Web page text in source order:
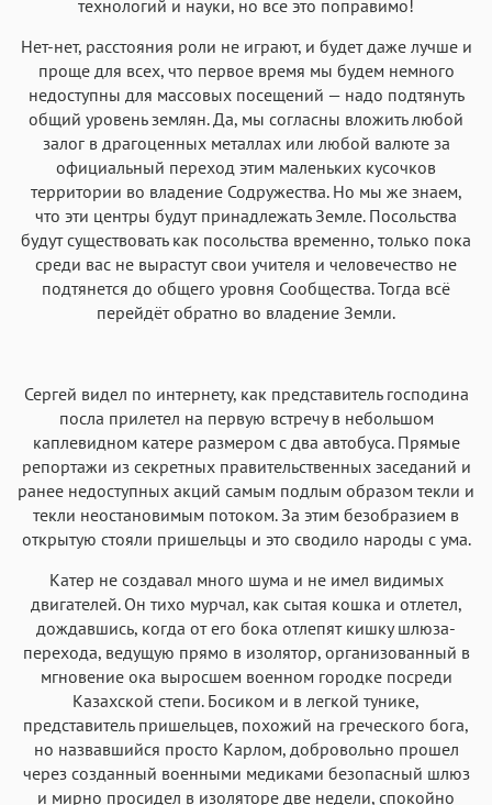
технологий и науки, но все это поправимо!
Нет-нет, расстояния роли не играют, и будет даже лучше и
проще для всех, что первое время мы будем немного
недоступны для массовых посещений — надо подтянуть
общий уровень землян. Да, мы согласны вложить любой
залог в драгоценных металлах или любой валюте за
официальный переход этим маленьких кусочков
территории во владение Содружества. Но мы же знаем,
что эти центры будут принадлежать Земле. Посольства
будут существовать как посольства временно, только пока
среди вас не вырастут свои учителя и человечество не
подтянется до общего уровня Сообщества. Тогда всё
перейдёт обратно во владение Земли.
Сергей видел по интернету, как представитель господина
посла прилетел на первую встречу в небольшом
каплевидном катере размером с два автобуса. Прямые
репортажи из секретных правительственных заседаний и
ранее недоступных акций самым подлым образом текли и
текли неостановимым потоком. За этим безобразием в
открытую стояли пришельцы и это сводило народы с ума.
Катер не создавал много шума и не имел видимых
двигателей. Он тихо мурчал, как сытая кошка и отлетел,
дождавшись, когда от его бока отлепят кишку шлюза-
перехода, ведущую прямо в изолятор, организованный в
мгновение ока выросшем военном городке посреди
Казахской степи. Босиком и в легкой тунике,
представитель пришельцев, похожий на греческого бога,
но назвавшийся просто Карлом, добровольно прошел
через созданный военными медиками безопасный шлюз
и мирно просидел в изоляторе две недели, спокойно